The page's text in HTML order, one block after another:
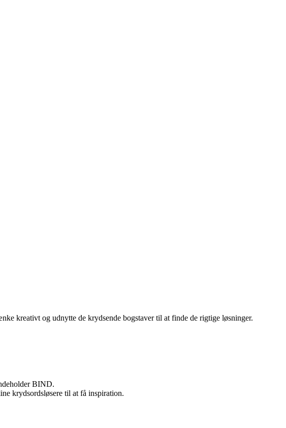
kreativt og udnytte de krydsende bogstaver til at finde de rigtige løsninger.
BIND.
krydsordsløsere til at få inspiration.